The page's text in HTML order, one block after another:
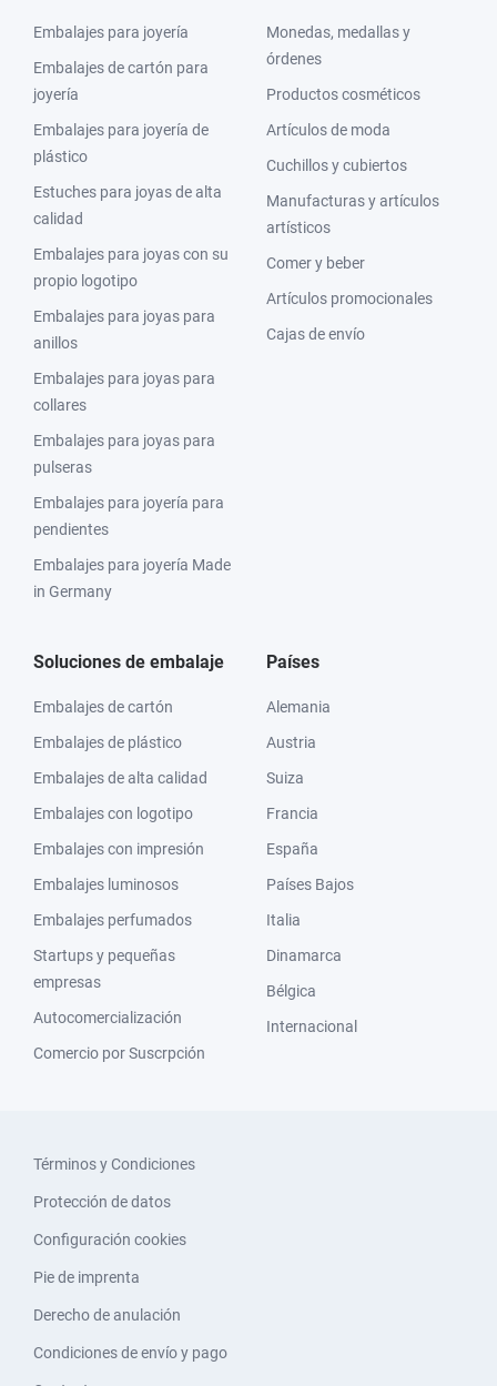
Embalajes para joyería
Embalajes de cartón para
joyería
Embalajes para joyería de
plástico
Estuches para joyas de alta
calidad
Embalajes para joyas con su
propio logotipo
Embalajes para joyas para
anillos
Embalajes para joyas para
collares
Embalajes para joyas para
pulseras
Embalajes para joyería para
pendientes
Embalajes para joyería Made
in Germany
Monedas, medallas y
órdenes
Productos cosméticos
Artículos de moda
Cuchillos y cubiertos
Manufacturas y artículos
artísticos
Comer y beber
Artículos promocionales
Cajas de envío
Soluciones de embalaje
Embalajes de cartón
Embalajes de plástico
Embalajes de alta calidad
Embalajes con logotipo
Embalajes con impresión
Embalajes luminosos
Embalajes perfumados
Startups y pequeñas
empresas
Autocomercialización
Comercio por Suscrpción
Países
Alemania
Austria
Suiza
Francia
España
Países Bajos
Italia
Dinamarca
Bélgica
Internacional
Términos y Condiciones
Protección de datos
Configuración cookies
Pie de imprenta
Derecho de anulación
Condiciones de envío y pago